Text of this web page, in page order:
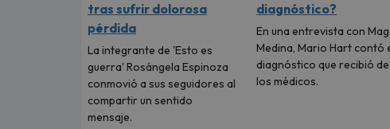
tras sufrir dolorosa
pérdida
La integrante de 'Esto es
guerra' Rosángela Espinoza
conmovió a sus seguidores al
compartir un sentido
mensaje.
diagnóstico?
En una entrevista con
Medina, Mario Hart contó
diagnóstico que recibió de
los médicos.